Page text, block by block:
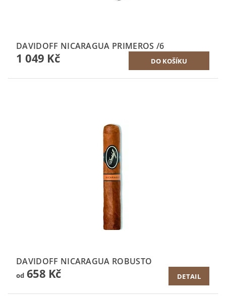
DAVIDOFF NICARAGUA PRIMEROS /6
1 049 Kč
DAVIDOFF NICARAGUA ROBUSTO
od658 Kč DETAIL